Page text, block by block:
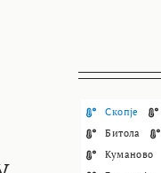
Скопје
Битола
Куманово